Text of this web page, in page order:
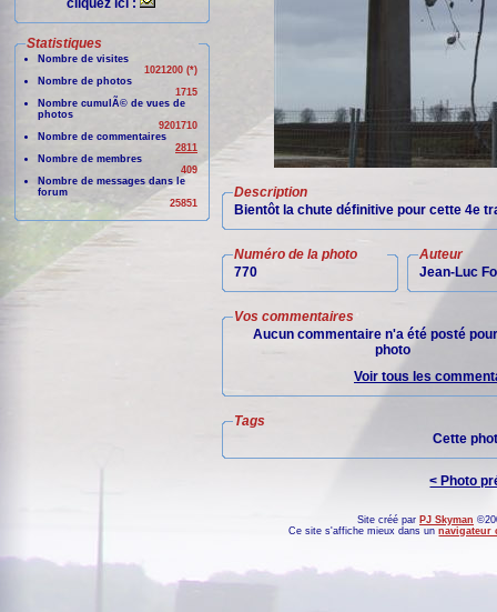
cliquez ici :
Statistiques
Nombre de visites
1021200 (*)
Nombre de photos
1715
Nombre cumulÃ© de vues de
photos
9201710
Nombre de commentaires
2811
Nombre de membres
409
Nombre de messages dans le
forum
25851
Description
Bientôt la chute définitive pour cette 4e
Numéro de la photo
770
Auteur
Jean-Luc
Vos commentaires
Aucun commentaire n'a été posté
photo
Voir tous les
Tags
Cette
< Photo
Site créé par PJ Skyman
Ce site s'affiche mieux dans unnavigateur